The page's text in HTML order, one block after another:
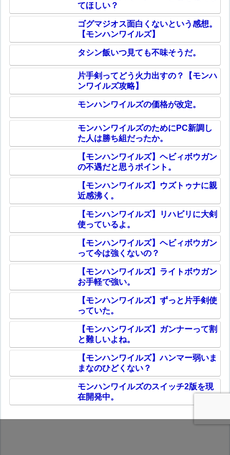
てほしい？
ゴグマジオス面白くないという感想。
【モンハンワイルズ】
タシン飯いつ見ても不味そうだ。
片手剣ってどう火力出すの？【モンハ
ンワイルズ攻略】
モンハンワイルズの価格が改定。
モンハンワイルズのためにPC新調し
た人は勝ち組だったか。
【モンハンワイルズ】ヘビィボウガン
の不遇だと思うポイント。
【モンハンワイルズ】ウズトゥナに親
近感沸く。
【モンハンワイルズ】リハビリに大剣
使っているよ。
【モンハンワイルズ】ヘビィボウガン
って今は強くないの？
【モンハンワイルズ】ライトボウガン
お手軽で強い。
【モンハンワイルズ】ずっと片手剣使
っていた。
【モンハンワイルズ】ガンナーって割
と難しいよね。
【モンハンワイルズ】ハンマー弱いま
まなのひどくない？
モンハンワイルズのスイッチ2版を現
在開発中。